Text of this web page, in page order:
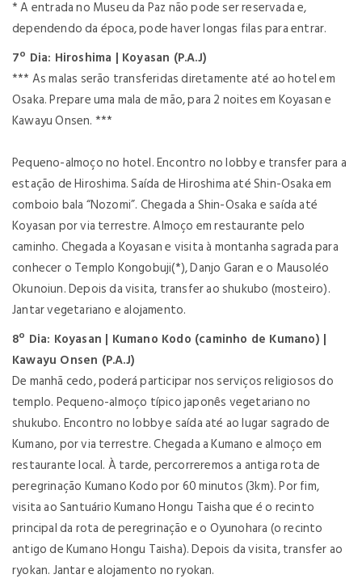
* A entrada no Museu da Paz não pode ser reservada e,
dependendo da época, pode haver longas filas para entrar.
7º Dia: Hiroshima | Koyasan (P.A.J)
*** As malas serão transferidas diretamente até ao hotel em
Osaka. Prepare uma mala de mão, para 2 noites em Koyasan e
Kawayu Onsen. ***
Pequeno-almoço no hotel. Encontro no lobby e transfer para a
estação de Hiroshima. Saída de Hiroshima até Shin-Osaka em
comboio bala “Nozomi”. Chegada a Shin-Osaka e saída até
Koyasan por via terrestre. Almoço em restaurante pelo
caminho. Chegada a Koyasan e visita à montanha sagrada para
conhecer o Templo Kongobuji(*), Danjo Garan e o Mausoléo
Okunoiun. Depois da visita, transfer ao shukubo (mosteiro).
Jantar vegetariano e alojamento.
8º Dia: Koyasan | Kumano Kodo (caminho de Kumano) |
Kawayu Onsen (P.A.J)
De manhã cedo, poderá participar nos serviços religiosos do
templo. Pequeno-almoço típico japonês vegetariano no
shukubo. Encontro no lobby e saída até ao lugar sagrado de
Kumano, por via terrestre. Chegada a Kumano e almoço em
restaurante local. À tarde, percorreremos a antiga rota de
peregrinação Kumano Kodo por 60 minutos (3km). Por fim,
visita ao Santuário Kumano Hongu Taisha que é o recinto
principal da rota de peregrinação e o Oyunohara (o recinto
antigo de Kumano Hongu Taisha). Depois da visita, transfer ao
ryokan. Jantar e alojamento no ryokan.